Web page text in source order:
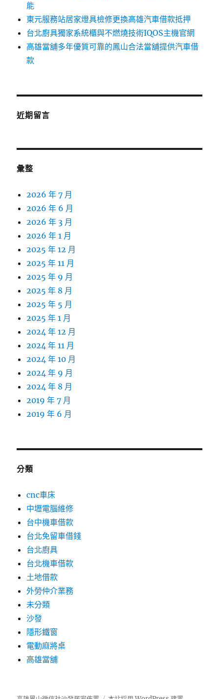
能
東元服務站居家燈具檢修更換高雄汽車借款抵押
台北廚具獨家系統櫃與不燃燒技術IQOS主機官網
高雄當舖多年優質可靠的鳳山合法當舖提供汽車借
款
近期留言
彙整
2026 年 7 月
2026 年 6 月
2026 年 3 月
2026 年 1 月
2025 年 12 月
2025 年 11 月
2025 年 9 月
2025 年 8 月
2025 年 5 月
2025 年 1 月
2024 年 12 月
2024 年 11 月
2024 年 10 月
2024 年 9 月
2024 年 8 月
2019 年 7 月
2019 年 6 月
分類
cnc車床
中壢電腦維修
台中機車借款
台北免留車借錢
台北廚具
台北機車借款
土地借款
外勞仲介業務
未分類
沙發
隱形鐵窗
電動麻將桌
高雄當舖